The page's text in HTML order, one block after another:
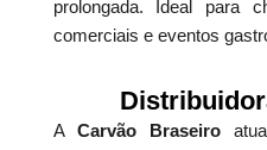
prolongada. Ideal para
comerciais e eventos
ACarvão Braseiro